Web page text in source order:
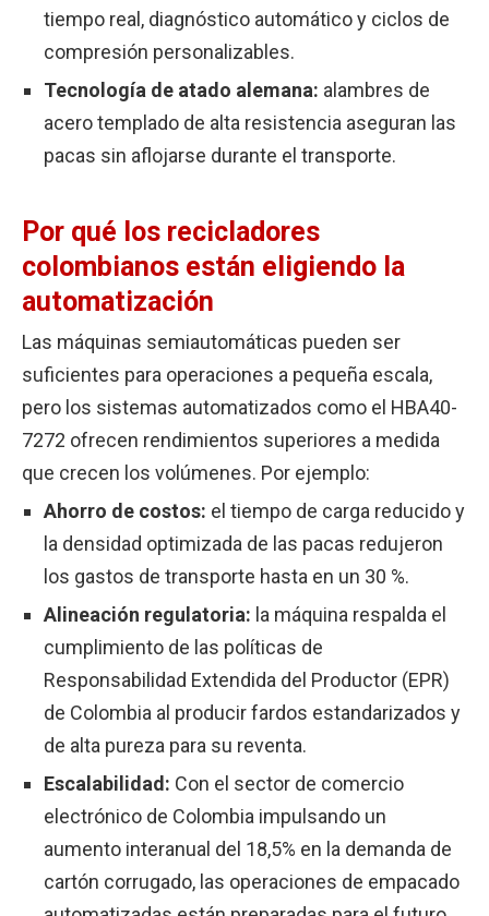
tiempo real, diagnóstico automático y ciclos de
compresión personalizables.
Tecnología de atado alemana: alambres de
acero templado de alta resistencia aseguran las
pacas sin aflojarse durante el transporte.
Por qué los recicladores
colombianos están eligiendo la
automatización
Las máquinas semiautomáticas pueden ser
suficientes para operaciones a pequeña escala,
pero los sistemas automatizados como el HBA40-
7272 ofrecen rendimientos superiores a medida
que crecen los volúmenes. Por ejemplo:
Ahorro de costos: el tiempo de carga reducido y
la densidad optimizada de las pacas redujeron
los gastos de transporte hasta en un 30 %.
Alineación regulatoria: la máquina respalda el
cumplimiento de las políticas de
Responsabilidad Extendida del Productor (EPR)
de Colombia al producir fardos estandarizados y
de alta pureza para su reventa.
Escalabilidad: Con el sector de comercio
electrónico de Colombia impulsando un
aumento interanual del 18,5% en la demanda de
cartón corrugado, las operaciones de empacado